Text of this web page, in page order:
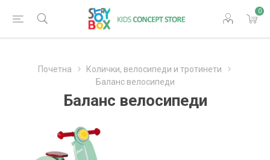
0
Почетна
Колички, велосипеди и тротинети
Баланс велосипеди
Баланс велосипеди